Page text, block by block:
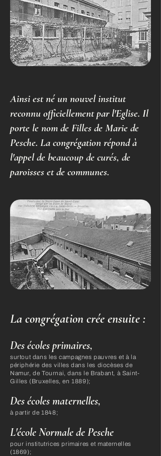
Ainsi est né un nouvel institut
reconnu officiellement par l'Eglise. Il
porte le nom de Filles de Marie de
Pesche. La congrégation répond à
l'appel de beaucoup de curés, de
paroisses et de communes.
La congrégation crée ensuite :​
Des écoles primaires,
surtout dans les campagnes pauvres et à la
périphérie des villes dans les diocèses de
Namur, de Tournai, dans le Brabant, à Saint-
Gilles (Bruxelles, en 1889);
Des écoles maternelles,
à partir de 1848;
L'école Normale de Pesche
pour institutrices primaires et maternelles
(1869);